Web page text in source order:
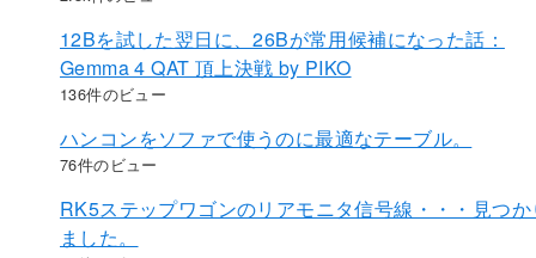
12Bを試した翌日に、26Bが常用候補になった話：
Gemma 4 QAT 頂上決戦 by PIKO
136件のビュー
ハンコンをソファで使うのに最適なテーブル。
76件のビュー
RK5ステップワゴンのリアモニタ信号線・・・見つか
ました。